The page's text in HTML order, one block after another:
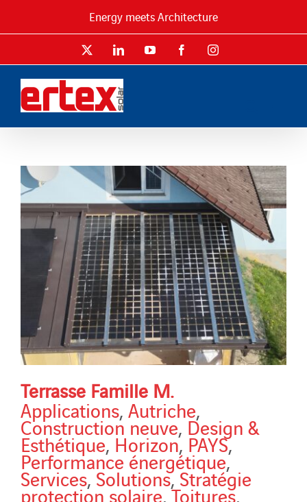
Energy meets Architecture
LinkedInYouTube FacebookInstagram
Terrasse Famille M.
Applications, Autriche,
Construction neuve,Design &
Esthétique,Horizon, PAYS,
Performance énergétique,
Services,Solutions,Stratégie
protection solaire,Toitures,